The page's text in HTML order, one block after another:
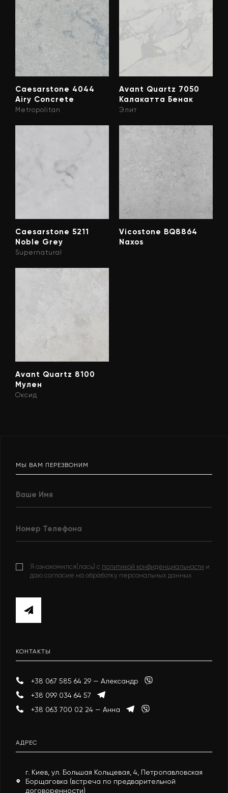
Caesarstone 4044
Airy Concrete
Metropolitan
Avant Quartz 7050
Калакатта Бенак
Элит
Caesarstone 5211
Noble Grey
Supernatural
Vicostone BQ8864
Naxos
Avant Quartz 8100
Мулен
Оксид
МЫ ВАМ ПЕРЕЗВОНИМ
Я ознакомился(лась) с политикой конфиденциальности и
даю согласие на обработку персональных данных
КОНТАКТЫ
+38 067 585 64 29 — Александр
+38 099 034 64 57
+38 063 700 02 24 — Анна
АДРЕС
г. Киев, ул. Большая Кольцевая, 4, Петропавловская
Борщаговка (встреча по предварительной
договоренности)